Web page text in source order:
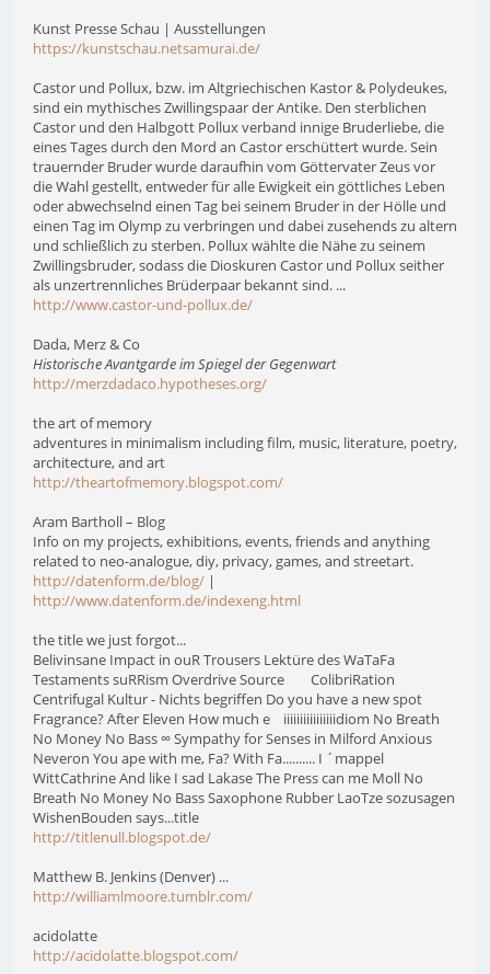
Kunst Presse Schau | Ausstellungen
https://kunstschau.netsamurai.de/
Castor und Pollux, bzw. im Altgriechischen Kastor & Polydeukes,
sind ein mythisches Zwillingspaar der Antike. Den sterblichen
Castor und den Halbgott Pollux verband innige Bruderliebe, die
eines Tages durch den Mord an Castor erschüttert wurde. Sein
trauernder Bruder wurde daraufhin vom Göttervater Zeus vor
die Wahl gestellt, entweder für alle Ewigkeit ein göttliches Leben
oder abwechselnd einen Tag bei seinem Bruder in der Hölle und
einen Tag im Olymp zu verbringen und dabei zusehends zu altern
und schließlich zu sterben. Pollux wählte die Nähe zu seinem
Zwillingsbruder, sodass die Dioskuren Castor und Pollux seither
als unzertrennliches Brüderpaar bekannt sind. ...
http://www.castor-und-pollux.de/
Dada, Merz & Co
Historische Avantgarde im Spiegel der Gegenwart
http://merzdadaco.hypotheses.org/
the art of memory
adventures in minimalism including film, music, literature, poetry,
architecture, and art
http://theartofmemory.blogspot.com/
Aram Bartholl – Blog
Info on my projects, exhibitions, events, friends and anything
related to neo-analogue, diy, privacy, games, and streetart.
http://datenform.de/blog/ |
http://www.datenform.de/indexeng.html
the title we just forgot...
Belivinsane Impact in ouR Trousers Lektüre des WaTaFa
Testaments suRRism Overdrive Source ColibriRation
Centrifugal Kultur - Nichts begriffen Do you have a new spot
Fragrance? After Eleven How much e iiiiiiiiiiiiiiiidiom No Breath
No Money No Bass ∞ Sympathy for Senses in Milford Anxious
Neveron You ape with me, Fa? With Fa.......... I ´mappel
WittCathrine And like I sad Lakase The Press can me Moll No
Breath No Money No Bass Saxophone Rubber LaoTze sozusagen
WishenBouden says...title
http://titlenull.blogspot.de/
Matthew B. Jenkins (Denver) ...
http://williamlmoore.tumblr.com/
acidolatte
http://acidolatte.blogspot.com/